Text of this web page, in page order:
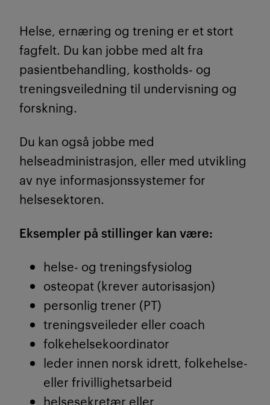
Helse, ernæring og trening er et stort
fagfelt. Du kan jobbe med alt fra
pasientbehandling, kostholds- og
treningsveiledning til undervisning og
forskning.
Du kan også jobbe med
helseadministrasjon, eller med utvikling
av nye informasjonssystemer for
helsesektoren.
Eksempler på stillinger kan være:
helse- og treningsfysiolog
osteopat (krever autorisasjon)
personlig trener (PT)
treningsveileder eller coach
folkehelsekoordinator
leder innen norsk idrett, folkehelse-
eller frivillighetsarbeid
helsesekretær eller